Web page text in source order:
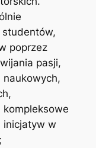
poprzez
pasji,
inicjatyw w